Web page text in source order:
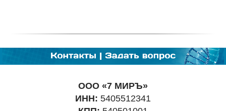
ООО «7 МИРЪ»
ИНН: 5405512341